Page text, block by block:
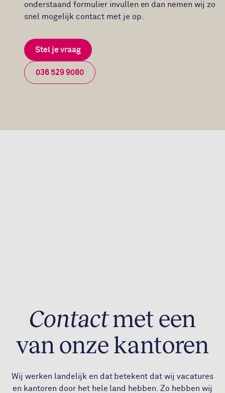
onderstaand formulier invullen en dan nemen wij zo
snel mogelijk contact met je op.
Stel je vraag
036 529 9080
Contactmet een
van onze kantoren
Wij werken landelijk en dat betekent dat wij vacatures
en kantoren door het hele land hebben. Zo hebben wij